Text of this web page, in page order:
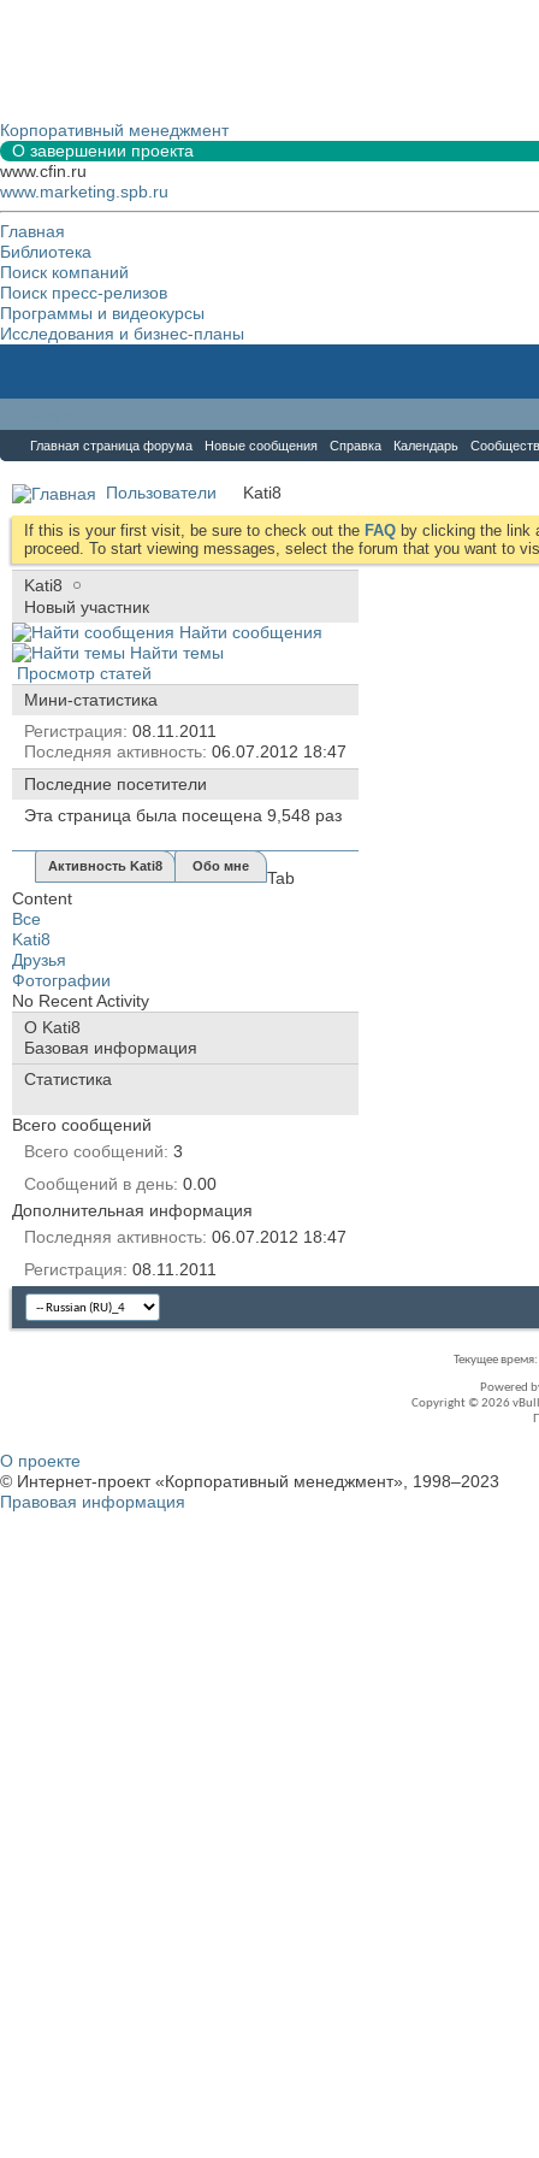
Корпоративный менеджмент
О завершении проекта
www.cfin.ru
www.marketing.spb.ru
Главная
Библиотека
Поиск компаний
Поиск пресс-релизов
Программы и видеокурсы
Исследования и бизнес-планы
Главная страница форума Новые сообщения Справка Календарь
Пользователи Kati8
If this is your first visit, be sure to check out the FAQ by clicking the link
proceed. To start viewing messages, select the forum that you want to
Kati8
Новый участник
Найти сообщения
Найти темы
Просмотр статей
Мини-статистика
Регистрация 08.11.2011
Последняя активность 06.07.2012 18:47
Последние посетители
Эта страница была посещена 9,548 раз
Активность Kati8 Обо мне
Tab
Content
Все
Kati8
Друзья
Фотографии
No Recent Activity
О Kati8
Базовая информация
Статистика
Всего сообщений
Всего сообщений 3
Сообщений в день 0.00
Дополнительная информация
Последняя активность 06.07.2012 18:47
Регистрация 08.11.2011
Текущее время:
Powered
Copyright © 2026
О проекте
© Интернет-проект «Корпоративный менеджмент», 1998–2023
Правовая информация